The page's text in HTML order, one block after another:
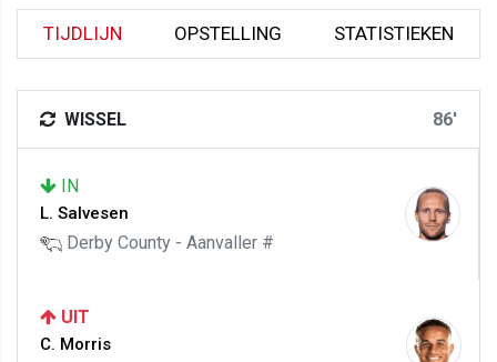
TIJDLIJN OPSTELLING STATISTIEKEN
WISSEL 86'
IN
L. Salvesen
Derby County - Aanvaller #
UIT
C. Morris